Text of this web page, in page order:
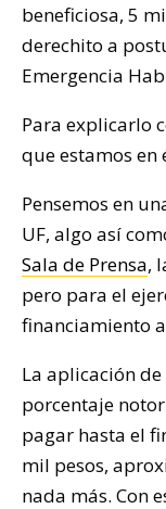
beneficiosa, 5
derechito a
Emergencia
Para explicarlo
que estamos en
Pensemos en
UF, algo así
Sala de Prensa,
pero para el
financiamiento
La aplicación
porcentaje
pagar hasta el
mil pesos,
nada más. Con